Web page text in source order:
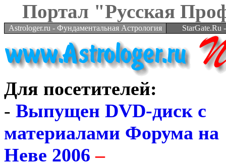
Портал "Русская
Astrologer.ru - Фундаментальная Астрология StarGate.Ru
Для посетителей:
- Выпущен DVD-диск с
материалами Форума на
Неве 2006 –